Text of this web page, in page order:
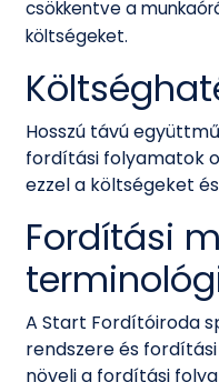
csökkentve a
költségeket.
Hosszú távú
fordítási folyamatok
ezzel a költségeket
Fordítási
A Start Fordítóiroda
rendszere és
növeli a fordítási